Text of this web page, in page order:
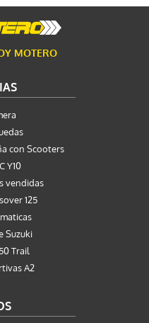
MOTERO
con Scooters
Y10
vendidas
125
Suzuki
Trail
A2